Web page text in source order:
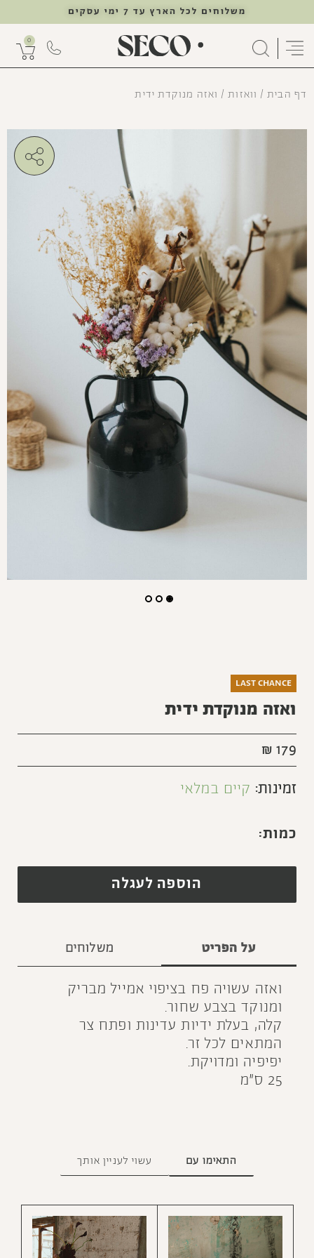
משלוחים לכל הארץ עד 7 ימי עסקים
0
דף הבית/ וואזות/ ואזה מנוקדת ידית
LAST CHANCE
ואזה מנוקדת ידית
₪ 179
זמינות: קיים במלאי
הוספה לעגלה
על הפריט משלוחים
ואזה עשויה פח בציפוי אמייל מבריק
ומנוקד בצבע שחור.
קלה, בעלת ידיות עדינות ופתח צר
המתאים לכל זר.
יפיפיה ומדויקת.
25 ס״מ
התאימו עם עשוי לעניין אותך